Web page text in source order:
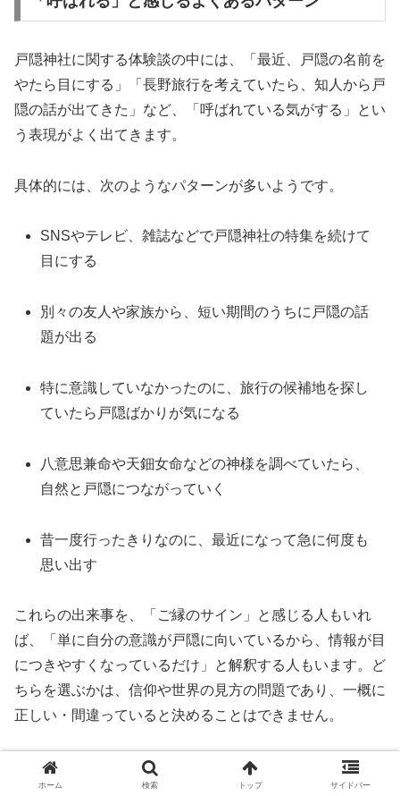
戸隠神社に関する体験談の中には、「最近、戸隠の名前を
やたら目にする」「長野旅行を考えていたら、知人から戸
隠の話が出てきた」など、「呼ばれている気がする」とい
う表現がよく出てきます。
具体的には、次のようなパターンが多いようです。
SNSやテレビ、雑誌などで戸隠神社の特集を続けて
目にする
別々の友人や家族から、短い期間のうちに戸隠の話
題が出る
特に意識していなかったのに、旅行の候補地を探し
ていたら戸隠ばかりが気になる
八意思兼命や天鈿女命などの神様を調べていたら、
自然と戸隠につながっていく
昔一度行ったきりなのに、最近になって急に何度も
思い出す
これらの出来事を、「ご縁のサイン」と感じる人もいれ
ば、「単に自分の意識が戸隠に向いているから、情報が目
につきやすくなっているだけ」と解釈する人もいます。ど
ちらを選ぶかは、信仰や世界の見方の問題であり、一概に
正しい・間違っていると決めることはできません。
心理学で説明できる部分と、信仰として大切に
ホーム 検索 トップ サイドバー